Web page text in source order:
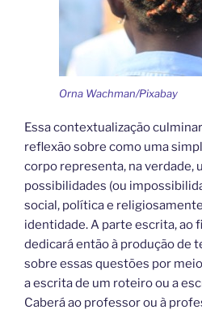
Orna Wachman/Pixabay
Essa contextualização
reflexão sobre como uma
corpo representa, na verdade,
possibilidades (ou
social, política e
identidade. A parte escrita, ao
dedicará então à produção de
sobre essas questões por
a escrita de um roteiro ou a
Caberá ao professor ou à